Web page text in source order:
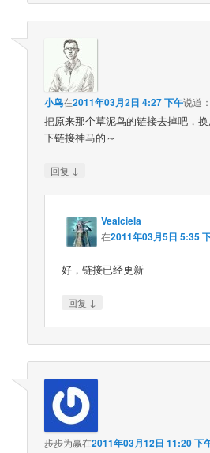
小鸟在2011年03月2日 4:27 下午说道：
把原来那个草泥鸟的链接去掉吧，
下链接神马的～
回复 ↓
Vealciela
在2011年03月5日 5:35
好，链接已经更新
回复 ↓
步步为赢在2011年03月12日 11:20 下